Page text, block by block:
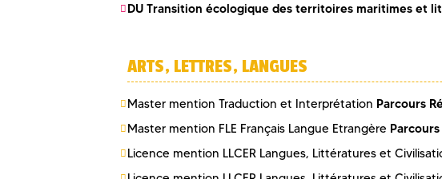
DU Transition écologique des territoires maritimes et
ARTS, LETTRES, LANGUES
Master mention Traduction et Interprétation Parcours
Master mention FLE Français Langue Etrangère
Licence mention LLCER Langues, Littératures et